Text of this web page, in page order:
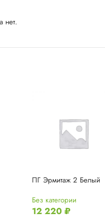
нет.
ПГ Эрмитаж 2 Белый
Без категории
12 220₽